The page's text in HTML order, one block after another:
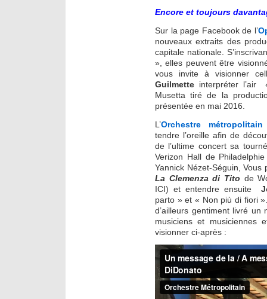
Encore et toujours
Sur la page Facebook de l’
nouveaux extraits des
capitale nationale.
», elles peuvent être
vous invite à visionner
Guilmette interpréter l’air
Musetta tiré de la
présentée en mai 2016.
L’Orchestre métropolitain
tendre l’oreille afin de
de l’ultime concert sa
Verizon Hall de
Yannick Nézet-Séguin, Vous
La Clemenza di Tito de
ICI) et entendre ensuite
parto » et « Non più di fiori
d’ailleurs gentiment livré un
musiciens et musiciennes
visionner ci-après :